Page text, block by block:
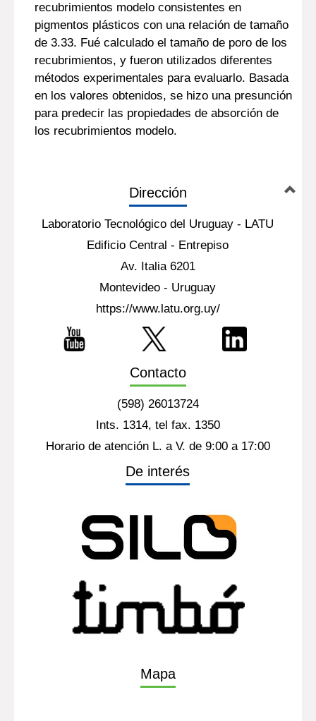
recubrimientos modelo consistentes en
pigmentos plásticos con una relación de tamaño
de 3.33. Fué calculado el tamaño de poro de los
recubrimientos, y fueron utilizados diferentes
métodos experimentales para evaluarlo. Basada
en los valores obtenidos, se hizo una presunción
para predecir las propiedades de absorción de
los recubrimientos modelo.
Dirección
Laboratorio Tecnológico del Uruguay - LATU
Edificio Central - Entrepiso
Av. Italia 6201
Montevideo - Uruguay
https://www.latu.org.uy/
Contacto
(598) 26013724
Ints. 1314, tel fax. 1350
Horario de atención L. a V. de 9:00 a 17:00
De interés
Mapa